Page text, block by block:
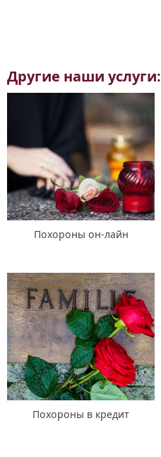
Другие наши услуги:
Похороны он-лайн
Похороны в кредит